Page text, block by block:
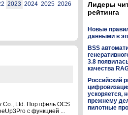
2023 2024 2025 2026
Co., Ltd. Портфель OCS
с функцией ...
Лидеры
рейтинга
Новые
данными в
BSS
3.8
качества
Российский
ускоряется,
прежнему
пилотные